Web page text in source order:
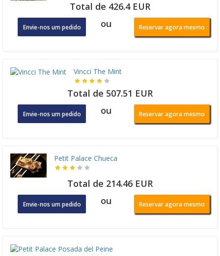
Total de 426.4 EUR
Envie-nos um pedido ou Reservar agora mesmo
Vincci The Mint
Total de 507.51 EUR
Envie-nos um pedido ou Reservar agora mesmo
Petit Palace Chueca
Total de 214.46 EUR
Envie-nos um pedido ou Reservar agora mesmo